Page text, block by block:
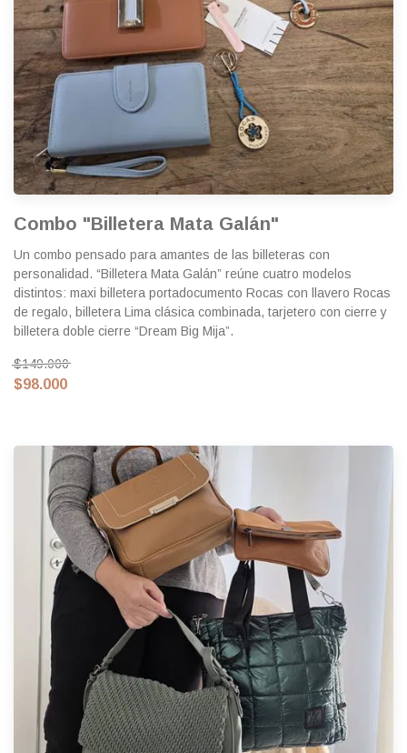
Combo "Billetera Mata Galán"
Un combo pensado para amantes de las billeteras con
personalidad. “Billetera Mata Galán” reúne cuatro modelos
distintos: maxi billetera portadocumento Rocas con llavero Rocas
de regalo, billetera Lima clásica combinada, tarjetero con cierre y
billetera doble cierre “Dream Big Mija”.
$149.000
$98.000